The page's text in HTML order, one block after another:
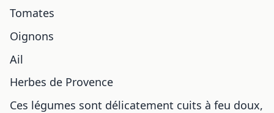
Tomates
Oignons
Ail
Herbes de Provence
Ces légumes sont délicatement cuits à feu doux,